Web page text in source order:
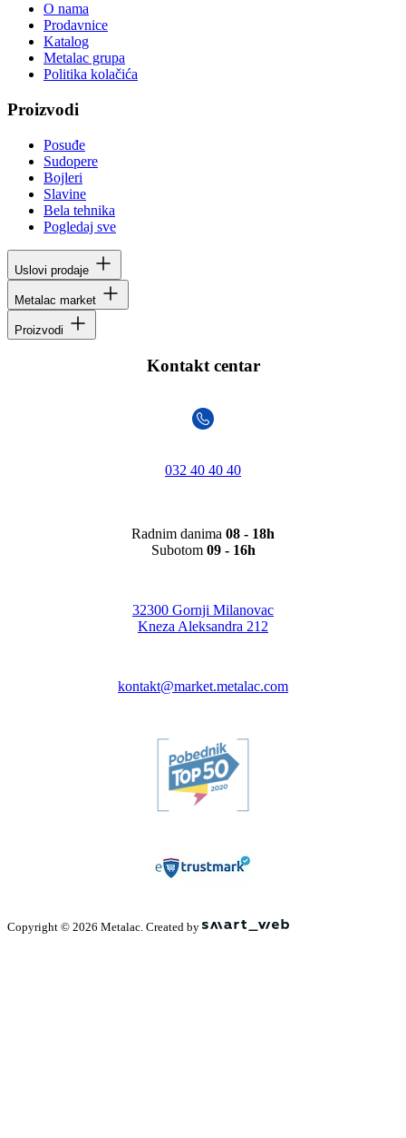
O nama
Prodavnice
Katalog
Metalac grupa
Politika kolačića
Proizvodi
Posuđe
Sudopere
Bojleri
Slavine
Bela tehnika
Pogledaj sve
Uslovi prodaje
Metalac market
Proizvodi
Kontakt centar
032 40 40 40
Radnim danima 08 - 18h
Subotom 09 - 16h
32300 Gornji Milanovac
Kneza Aleksandra 212
kontakt@market.metalac.com
Copyright © 2026 Metalac. Created by